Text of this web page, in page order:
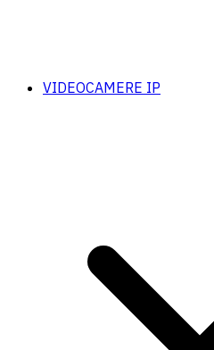
VIDEOCAMERE IP